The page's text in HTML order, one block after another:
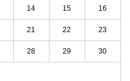
14 15 16
21 22 23
28 29 30